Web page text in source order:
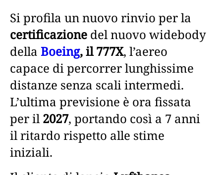
Si profila un nuovo rinvio per la
certificazione del nuovo widebody
della Boeing, il 777X, l’aereo
capace di percorrer lunghissime
distanze senza scali intermedi.
L’ultima previsione è ora fissata
per il2027, portando così a 7 anni
il ritardo rispetto alle stime
iniziali.